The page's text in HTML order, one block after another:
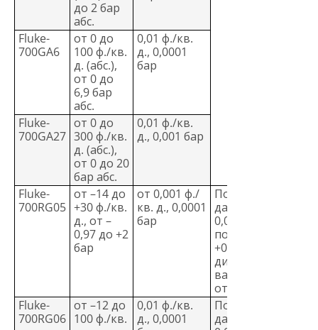
до 2 бар
абс.
Fluke-
700GA6
от 0 до
100 ф./кв.
д. (абс.),
от 0 до
6,9 бар
абс.
0,01 ф./кв.
д., 0,0001
бар
Fluke-
700GA27
от 0 до
300 ф./кв.
д. (абс.),
от 0 до 20
бар абс.
0,01 ф./кв.
д., 0,001 бар
Fluke-
700RG05
от –14 до
+30 ф./кв.
д., от –
0,97 до +2
бар
от 0,001 ф./
кв. д., 0,0001
бар
Положительное
давление, ±
0,04 % от
показаний
+0,01 % от
диапазона,
вакуум ± 0.05 %
от диапазона
Fluke-
700RG06
от –12 до
100 ф./кв.
0,01 ф./кв.
д., 0,0001
Положительное
давление, ±